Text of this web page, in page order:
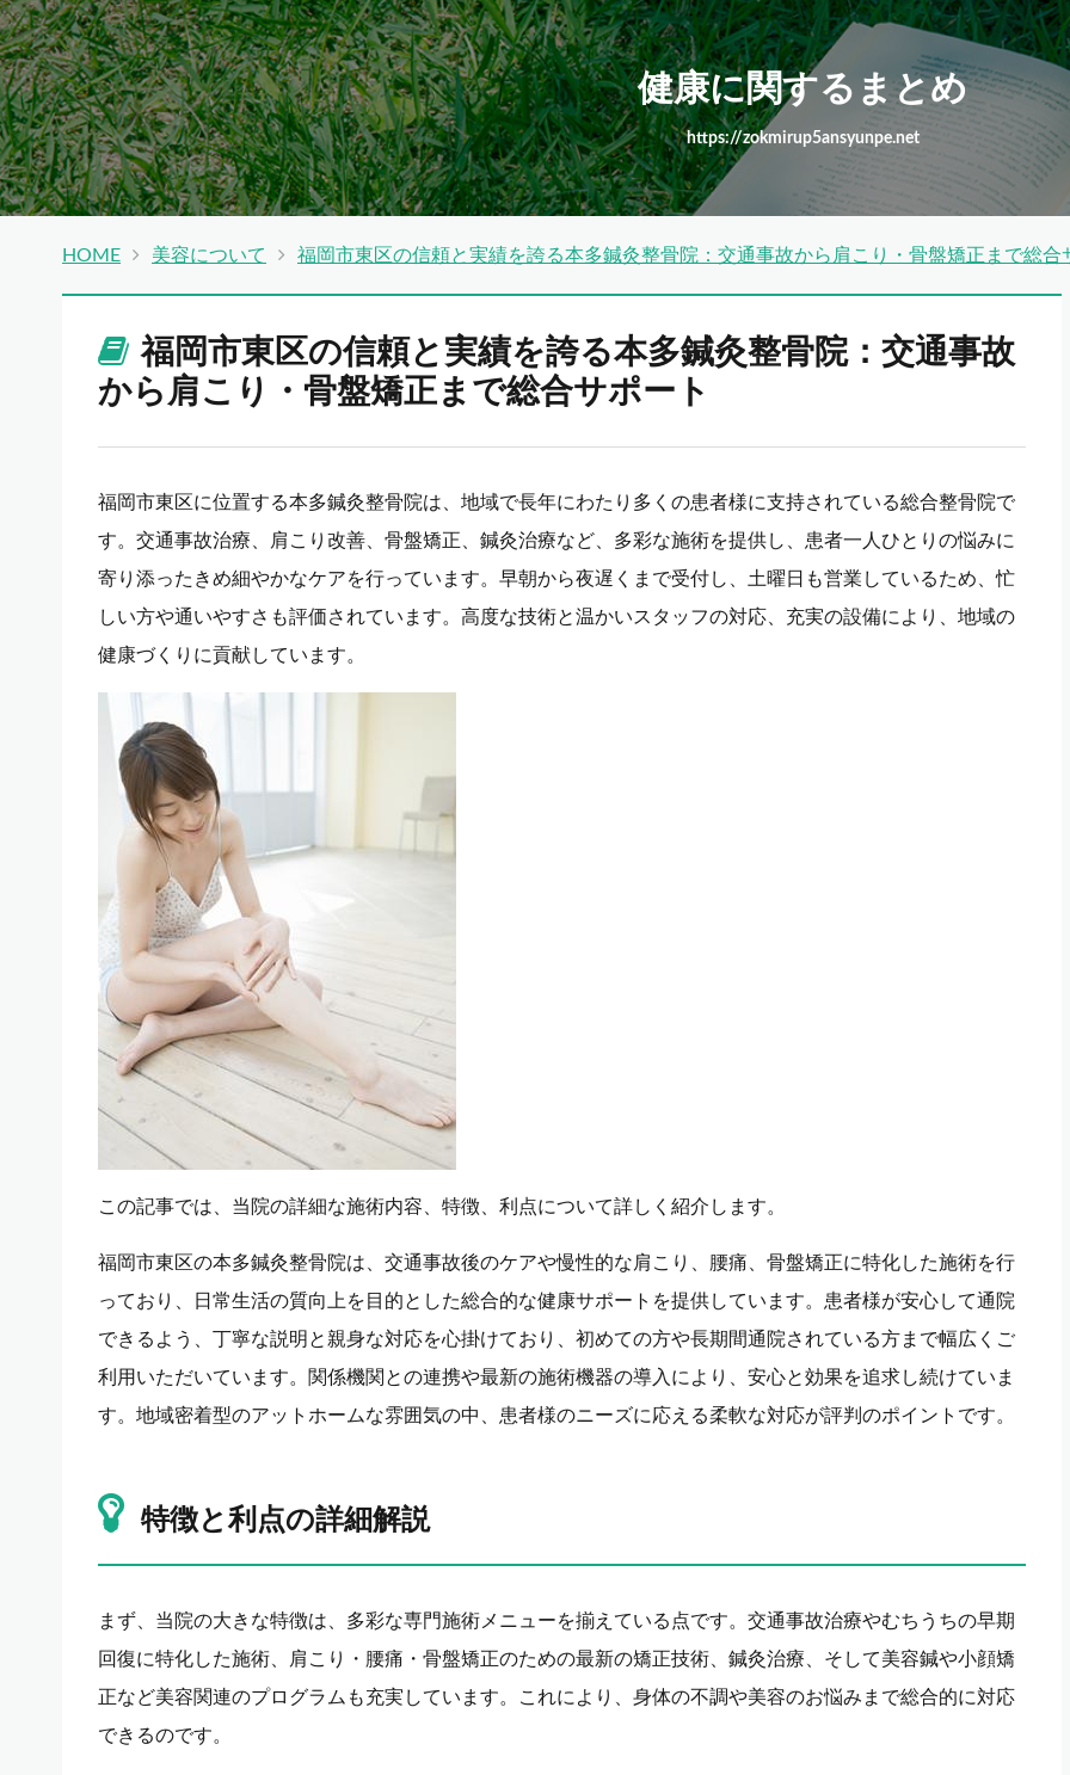
健康に関するまとめ
https://zokmirup5ansyunpe.net
HOME 美容について 福岡市東区の信頼と実績を誇る本多鍼灸整骨院：交通事故から肩こり・骨盤矯正まで総合
福岡市東区の信頼と実績を誇る本多鍼灸整骨院：交通事故
から肩こり・骨盤矯正まで総合サポート
福岡市東区に位置する本多鍼灸整骨院は、地域で長年にわたり多くの患者様に支持されている総合整骨院で
す。交通事故治療、肩こり改善、骨盤矯正、鍼灸治療など、多彩な施術を提供し、患者一人ひとりの悩みに
寄り添ったきめ細やかなケアを行っています。早朝から夜遅くまで受付し、土曜日も営業しているため、忙
しい方や通いやすさも評価されています。高度な技術と温かいスタッフの対応、充実の設備により、地域の
健康づくりに貢献しています。
この記事では、当院の詳細な施術内容、特徴、利点について詳しく紹介します。
福岡市東区の本多鍼灸整骨院は、交通事故後のケアや慢性的な肩こり、腰痛、骨盤矯正に特化した施術を行
っており、日常生活の質向上を目的とした総合的な健康サポートを提供しています。患者様が安心して通院
できるよう、丁寧な説明と親身な対応を心掛けており、初めての方や長期間通院されている方まで幅広くご
利用いただいています。関係機関との連携や最新の施術機器の導入により、安心と効果を追求し続けていま
す。地域密着型のアットホームな雰囲気の中、患者様のニーズに応える柔軟な対応が評判のポイントです。
特徴と利点の詳細解説
まず、当院の大きな特徴は、多彩な専門施術メニューを揃えている点です。交通事故治療やむちうちの早期
回復に特化した施術、肩こり・腰痛・骨盤矯正のための最新の矯正技術、鍼灸治療、そして美容鍼や小顔矯
正など美容関連のプログラムも充実しています。これにより、身体の不調や美容のお悩みまで総合的に対応
できるのです。